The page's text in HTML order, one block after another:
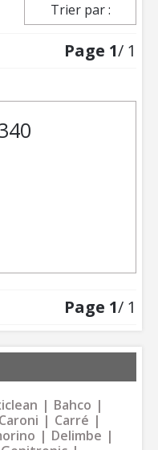
Trier par :
Page 1/ 1
Page 1/ 1
Bahco
Caroni
Carré
Delimbe